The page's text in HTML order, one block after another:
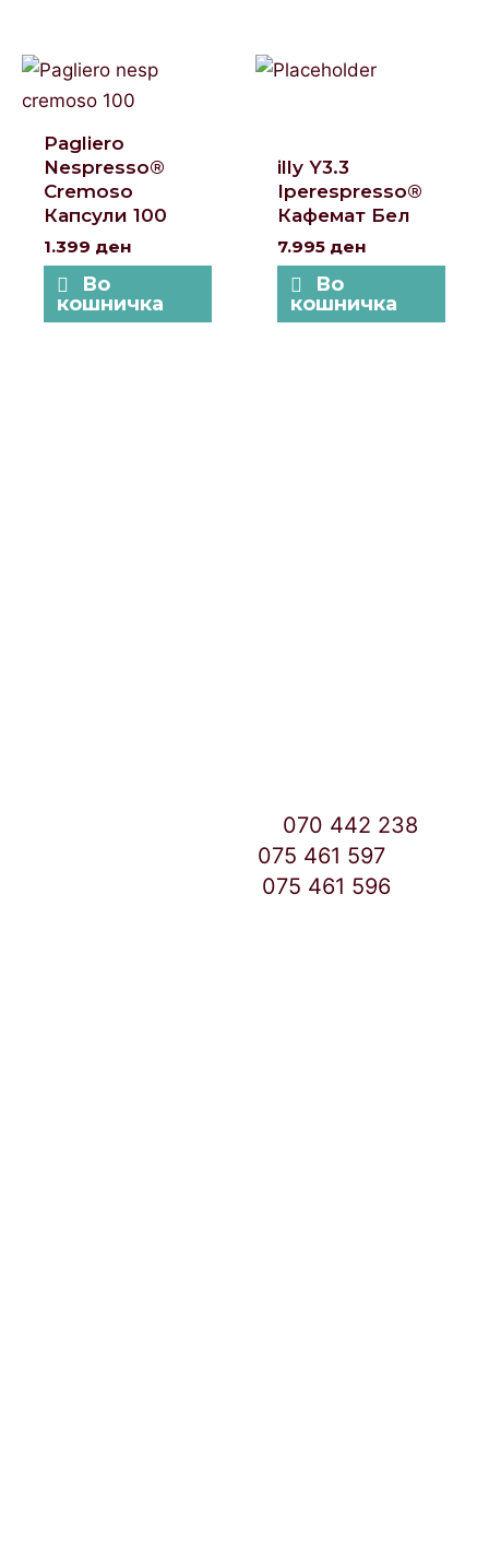
Pagliero
Nespresso®
Cremoso
Капсули 100
1.399 ден
Во
кошничка
illy Y3.3
Iperespresso®
Кафемат Бел
7.995 ден
Во
кошничка
070 442 238
075 461 597
075 461 596